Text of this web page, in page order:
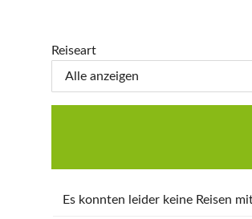
Reiseart
Es konnten leider keine Reisen